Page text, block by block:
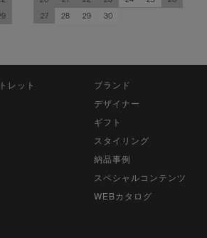
27
28 29 30
レット
ブランド
デザイナー
ギフト
スタイリング
納品事例
スペシャルコンテンツ
WEBカタログ